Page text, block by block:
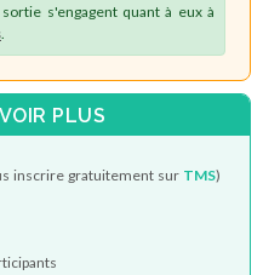
s'engagent quant à eux à
PLUS
inscrire gratuitement sur TMS)